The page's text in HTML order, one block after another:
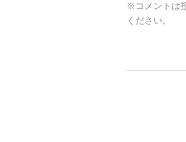
※コメントは
ください。